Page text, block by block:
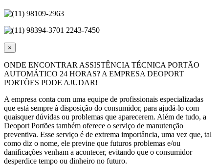
×
ONDE ENCONTRAR ASSISTÊNCIA TÉCNICA PORTÃO
AUTOMÁTICO 24 HORAS? A EMPRESA DEOPORT
PORTÕES PODE AJUDAR!
A empresa conta com uma equipe de profissionais especializadas
que está sempre à disposição do consumidor, para ajudá-lo com
quaisquer dúvidas ou problemas que aparecerem. Além de tudo, a
Deoport Portões também oferece o serviço de manutenção
preventiva. Esse serviço é de extrema importância, uma vez que, tal
como diz o nome, ele previne que futuros problemas e/ou
danificações venham a acontecer, evitando que o consumidor
desperdice tempo ou dinheiro no futuro.